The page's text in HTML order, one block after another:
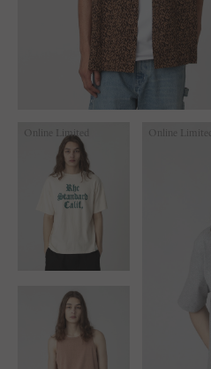
Online Limited Online Limited